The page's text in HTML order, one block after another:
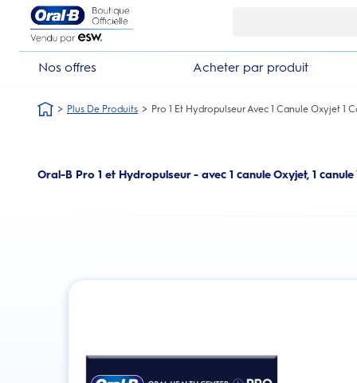
Skip Navigation1
Nos offres Acheter par produit
Plus De Produits Pro 1 Et Hydropulseur Avec 1 Canule Oxyjet 1
Oral-B Pro 1 et Hydropulseur - avec 1 canule Oxyjet, 1